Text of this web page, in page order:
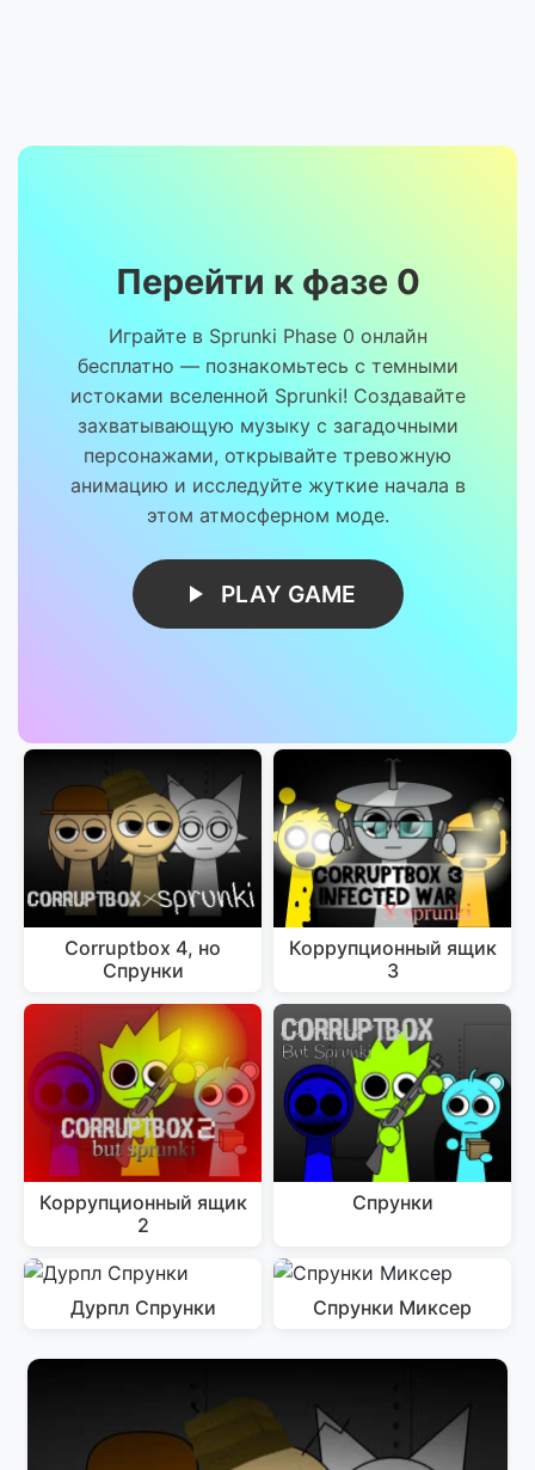
Перейти к фазе 0
Играйте в Sprunki Phase 0 онлайн
бесплатно — познакомьтесь с темными
истоками вселенной Sprunki! Создавайте
захватывающую музыку с загадочными
персонажами, открывайте тревожную
анимацию и исследуйте жуткие начала в
этом атмосферном моде.
PLAY GAME
Corruptbox 4, но
Спрунки
Коррупционный ящик
3
Коррупционный ящик
2
Спрунки
Дурпл Спрунки Спрунки Миксер